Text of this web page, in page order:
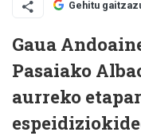
Gehitu
Gaua
Pasaiako
aurreko